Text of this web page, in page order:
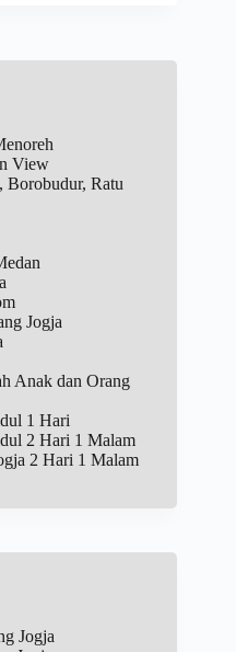
View
Borobudur, Ratu
Jogja
Anak dan Orang
1 Hari
2 Hari 1 Malam
2 Hari 1 Malam
Jogja